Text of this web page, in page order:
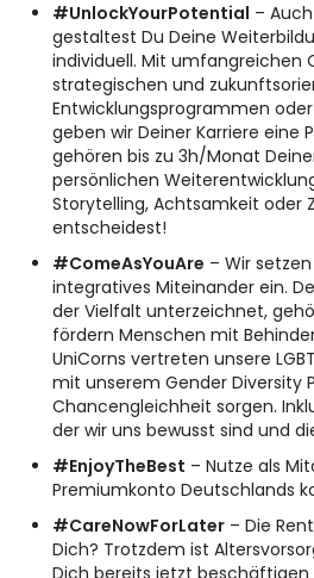
#UnlockYourPotential –
gestaltest Du Deine
individuell. Mit umfangreichen
strategischen und
Entwicklungsprogrammen
geben wir Deiner Karriere eine
gehören bis zu 3h/Monat
persönlichen
Storytelling, Achtsamkeit oder
entscheidest!
#ComeAsYouAre – Wir
integratives Miteinander ein.
der Vielfalt unterzeichnet,
fördern Menschen mit
UniCorns vertreten unsere
mit unserem Gender Diversity
Chancengleichheit sorgen.
der wir uns bewusst sind und
#EnjoyTheBest – Nutze als
Premiumkonto Deutschlands
#CareNowForLater – Die
Dich? Trotzdem ist
Dich bereits jetzt